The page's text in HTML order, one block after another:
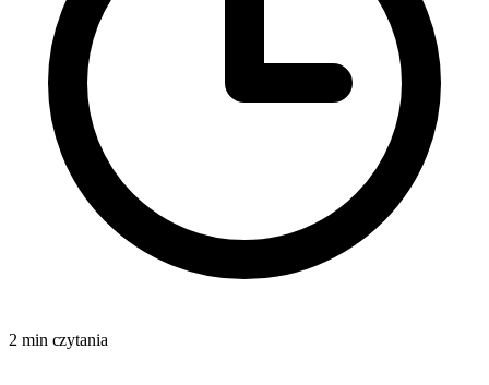
2 min czytania